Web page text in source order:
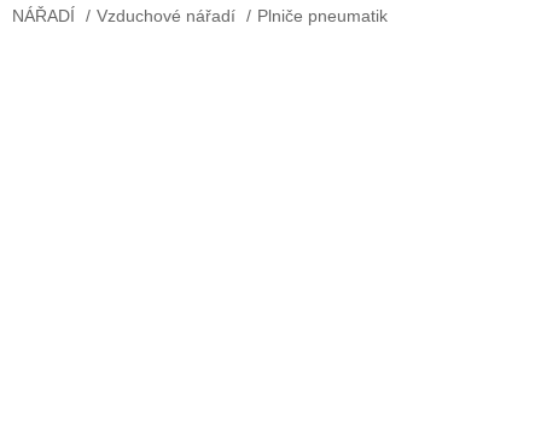
NÁŘADÍ / Vzduchové nářadí / Plniče pneumatik